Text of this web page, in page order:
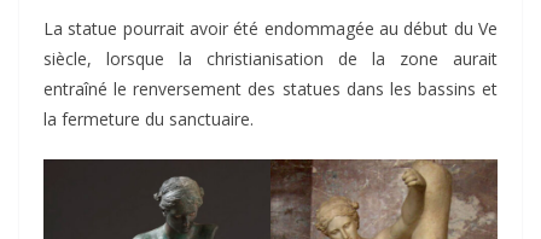
La statue pourrait avoir été endommagée au début du Ve
siècle, lorsque la christianisation de la zone aurait
entraîné le renversement des statues dans les bassins et
la fermeture du sanctuaire.